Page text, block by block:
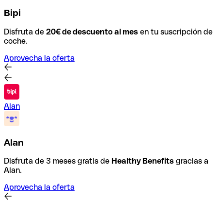
Bipi
Disfruta de 20€ de descuento al mes en tu suscripción de
coche.
Aprovecha la oferta
Alan
Alan
Disfruta de 3 meses gratis de Healthy Benefits gracias a
Alan.
Aprovecha la oferta